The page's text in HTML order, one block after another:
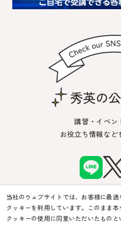
講習・イベン
お役立ち情報など
当社のウェブサイトでは、お客様に最
クッキーを利用しています。このまま本
クッキーの使用に同意いただいたもの